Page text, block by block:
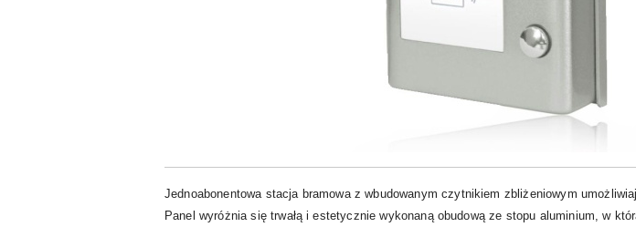
Jednoabonentowa stacja bramowa z wbudowanym czytnikiem zbliżeniowym
Panel wyróżnia się trwałą i estetycznie wykonaną obudową ze stopu aluminium, w